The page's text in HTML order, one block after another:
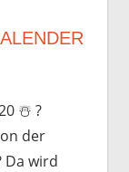
☃️️ ?
der
Da wird